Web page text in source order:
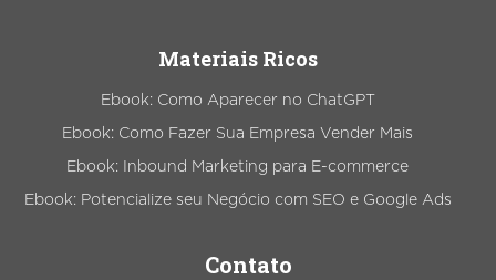
Materiais Ricos
Ebook: Como Aparecer no ChatGPT
Ebook: Como Fazer Sua Empresa Vender Mais
Ebook: Inbound Marketing para E-commerce
Ebook: Potencialize seu Negócio com SEO e Google Ads
Contato